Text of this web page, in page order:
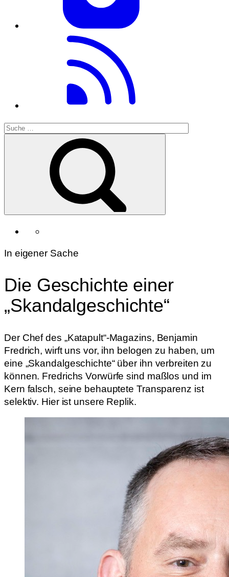
In eigener Sache
Die Geschichte einer
„Skandalgeschichte“
Der Chef des „Katapult“-Magazins, Benjamin
Fredrich, wirft uns vor, ihn belogen zu haben, um
eine „Skandalgeschichte“ über ihn verbreiten zu
können. Fredrichs Vorwürfe sind maßlos und im
Kern falsch, seine behauptete Transparenz ist
selektiv. Hier ist unsere Replik.